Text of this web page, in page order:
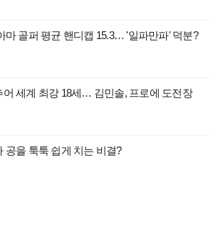
마 골퍼 평균 핸디캡 15.3… '일파만파' 덕분?
어 세계 최강 18세… 김민솔, 프로에 도전장
공을 툭툭 쉽게 치는 비결?